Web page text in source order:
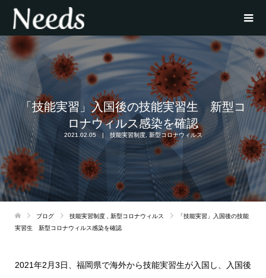
「技能実習」入国後の技能実習生 新型コ
ロナウィルス感染を確認
2021.02.05 技能実習制度, 新型コロナウィルス
ブログ 技能実習制度 新型コロナウィルス
「技能実習」入国後の技能
実習生 新型コロナウィルス感染を確認
2021年2月3日、福岡県で海外から技能実習生が入国し、入国後